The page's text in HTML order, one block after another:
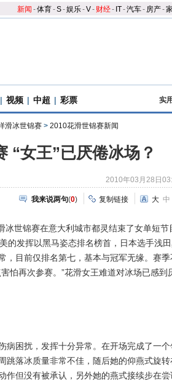
新闻 -体育-S-娱乐-V- 财经- IT-汽车- 房产-
| 视频 | 中超 | 彩票 实
滑冰世锦赛 > 2010花滑世锦赛新闻
“女王”已厌倦冰场？
2010年03月28日
我来说两句(0) 复制链接 大 中
世锦赛在意大利城市都灵结束了女单短节
的发挥以黑马姿态排名榜首，日本选手浅
，目前仅排名第七，基本与冠军无缘。赛季
怕再次参赛。”花滑女王难道对冰场已感到
困扰，发挥十分异常。在开场完成了一个
跳落冰质量非常不佳，随后她的仰燕式旋转
作但没有被承认，另外她的燕式接续步在尝